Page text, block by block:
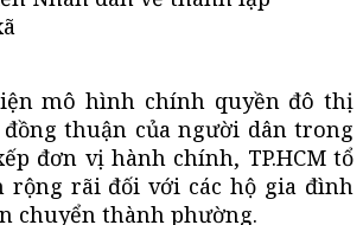
mô hình chính quyền đô thị
thuận của người dân trong
đơn vị hành chính, TP.HCM tổ
rộng rãi đối với các hộ gia đình
chuyển thành phường.